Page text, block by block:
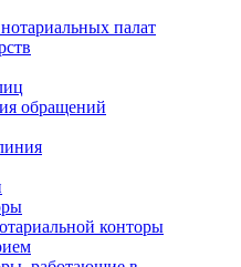
палат
обращений
конторы